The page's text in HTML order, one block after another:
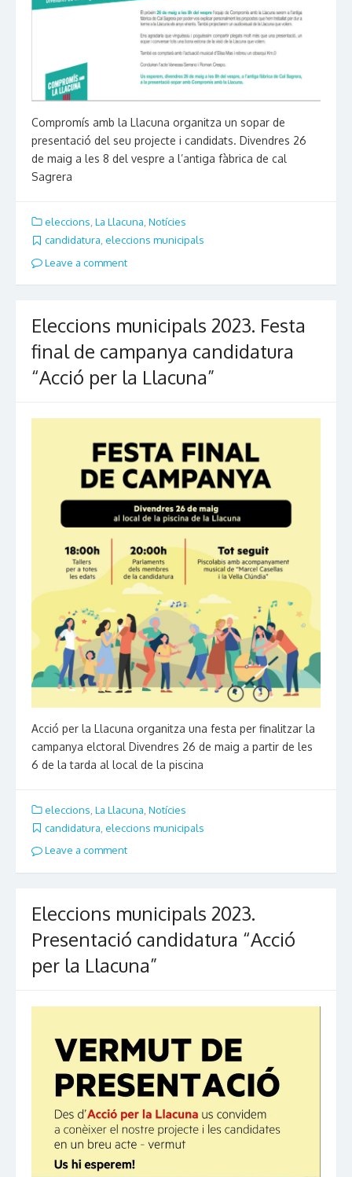
Compromís amb la Llacuna organitza un sopar de
presentació del seu projecte i candidats. Divendres 26
de maig a les 8 del vespre a l’antiga fàbrica de cal
Sagrera
eleccions La Llacuna Notícies
candidatura, eleccions municipals
Leave a comment
Eleccions municipals 2023. Festa
final de campanya candidatura
“Acció per la Llacuna”
Acció per la Llacuna organitza una festa per finalitzar la
campanya elctoral Divendres 26 de maig a partir de les
6 de la tarda al local de la piscina
eleccions La Llacuna Notícies
candidatura eleccions municipals
Leave a comment
Eleccions municipals 2023.
Presentació candidatura “Acció
per la Llacuna”